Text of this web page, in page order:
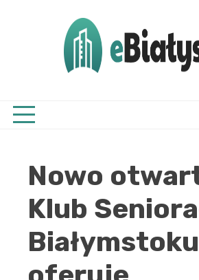
Nowo
Klub
Białymstoku